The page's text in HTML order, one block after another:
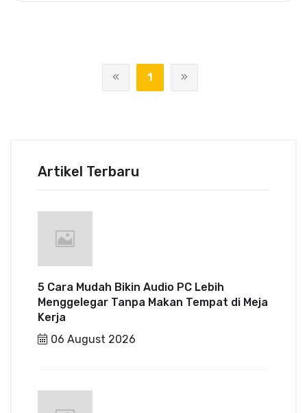
1
Artikel Terbaru
5 Cara Mudah Bikin Audio PC Lebih
Menggelegar Tanpa Makan Tempat di Meja
Kerja
06 August 2026